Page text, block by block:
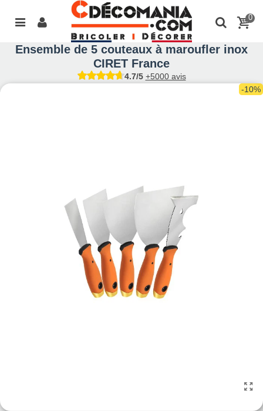
0
Ensemble de 5 couteaux à maroufler inox
CIRET France
4.7/5 +5000 avis
-10%